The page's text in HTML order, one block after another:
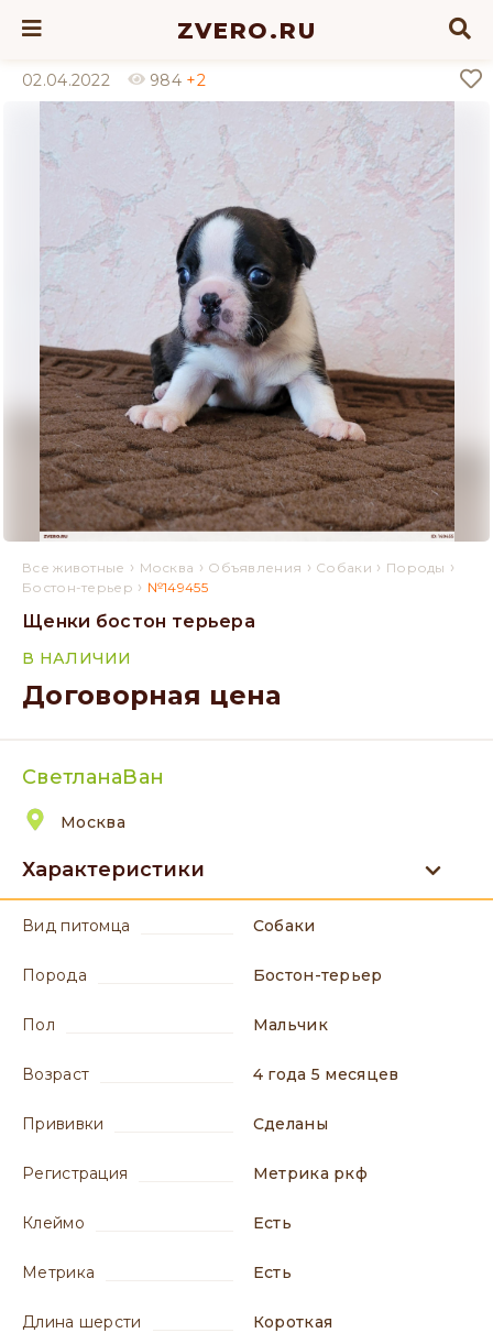
ZVERO.RU
02.04.2022 984 +2
Все животные › Москва › Объявления › Собаки › Породы ›
Бостон-терьер › №149455
Щенки бостон терьера
В НАЛИЧИИ
Договорная цена
СветланаВан
Москва
Характеристики
вид питомца Собаки
порода Бостон-терьер
пол мальчик
возраст 4 года 5 месяцев
прививки сделаны
регистрация Метрика ркф
клеймо есть
метрика есть
длина шерсти короткая